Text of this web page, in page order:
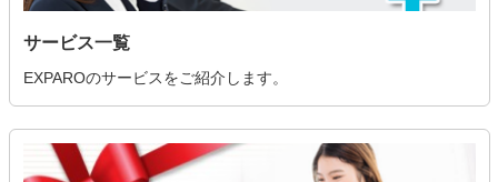
サービス一覧
EXPAROのサービスをご紹介します。